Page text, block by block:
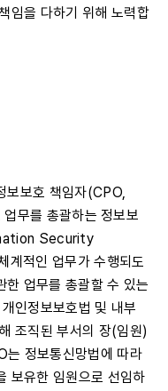
임을 다하기 위해 노력합
보보호 책임자(CPO,
무를 총괄하는 정보보
Security
적인 업무가 수행되도
업무를 총괄할 수 있는
인정보보호법 및 내부
조직된 부서의 장(임원)
는 정보통신망법에 따라
보유한 임원으로 선임하